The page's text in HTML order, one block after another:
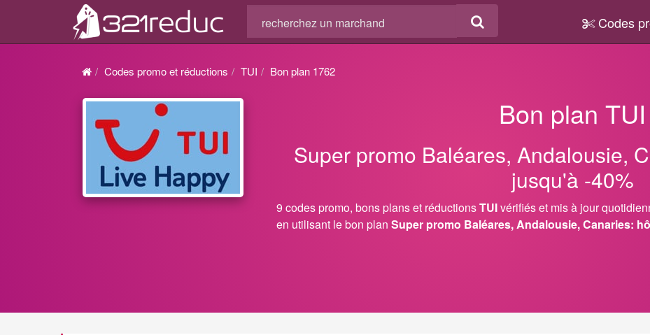
Codes
Codes promo et réductions TUI Bon plan 1762
Bon plan TUI
Super promo Baléares, Andalousie,
jusqu'à -40%
9 codes promo, bons plans et réductionsTUIvérifiés et mis à jour
en utilisant le bon plan Super promo Baléares, Andalousie, Canaries: